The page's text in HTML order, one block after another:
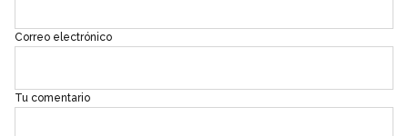
Correo electrónico
Tu comentario